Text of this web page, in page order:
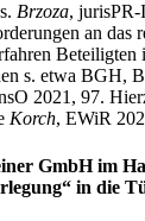
Brzoza,
an das
Beteiligten
s. etwa BGH,
2021, 97.
Korch, EWiR
GmbH im
in die